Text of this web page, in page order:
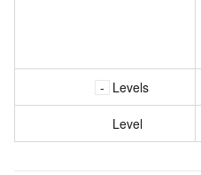
Levels
Level